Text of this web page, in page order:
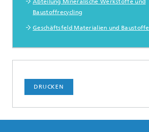
Abteilung Mineralische Werkstoffe und
Baustoffrecycling
Geschäftsfeld Materialien und Baustoffe
DRUCKEN